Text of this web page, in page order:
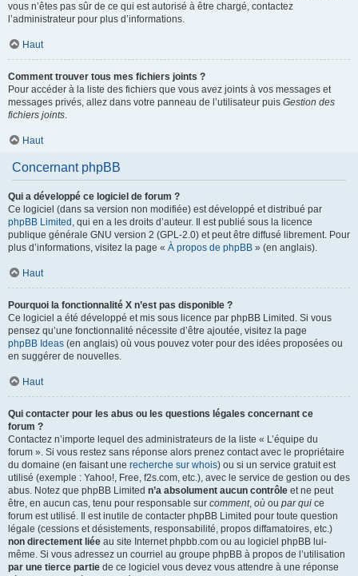
vous n’êtes pas sûr de ce qui est autorisé à être chargé, contactez
l’administrateur pour plus d’informations.
Haut
Comment trouver tous mes fichiers joints ?
Pour accéder à la liste des fichiers que vous avez joints à vos messages et
messages privés, allez dans votre panneau de l’utilisateur puis Gestion des
fichiers joints.
Haut
Concernant phpBB
Qui a développé ce logiciel de forum ?
Ce logiciel (dans sa version non modifiée) est développé et distribué par
phpBB Limited , qui en a les droits d’auteur. Il est publié sous la licence
publique générale GNU version 2 (GPL-2.0) et peut être diffusé librement. Pour
plus d’informations, visitez la page « À propos de phpBB » (en anglais).
Haut
Pourquoi la fonctionnalité X n’est pas disponible ?
Ce logiciel a été développé et mis sous licence par phpBB Limited. Si vous
pensez qu’une fonctionnalité nécessite d’être ajoutée, visitez la page
phpBB Ideas (en anglais) où vous pouvez voter pour des idées proposées ou
en suggérer de nouvelles.
Haut
Qui contacter pour les abus ou les questions légales concernant ce
forum ?
Contactez n’importe lequel des administrateurs de la liste « L’équipe du
forum ». Si vous restez sans réponse alors prenez contact avec le propriétaire
du domaine (en faisant une recherche sur whois) ou si un service gratuit est
utilisé (exemple : Yahoo!, Free, f2s.com, etc.), avec le service de gestion ou des
abus. Notez que phpBB Limited n’a absolument aucun contrôle et ne peut
être, en aucun cas, tenu pour responsable sur comment, où ou par qui ce
forum est utilisé. Il est inutile de contacter phpBB Limited pour toute question
légale (cessions et désistements, responsabilité, propos diffamatoires, etc.)
non directement liée au site Internet phpbb.com ou au logiciel phpBB lui-
même. Si vous adressez un courriel au groupe phpBB à propos de l’utilisation
par une tierce partie de ce logiciel vous devez vous attendre à une réponse